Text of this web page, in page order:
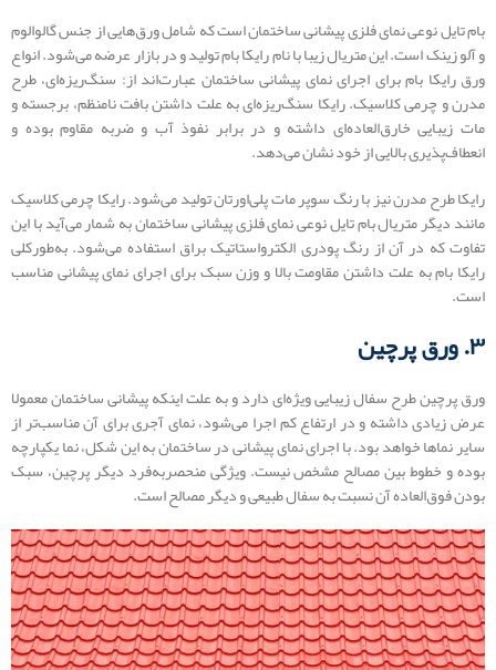
بام تایل نوعی نمای فلزی پیشانی ساختمان است که شامل ورق‌هایی از جنس گالوالوم
و آلو زینک است. این متریال زیبا با نام رایکا بام تولید و در بازار عرضه می‌شود. انواع
ورق رایکا بام برای اجرای نمای پیشانی ساختمان عبارت‌اند از: سنگ‌ریزه‌ای، طرح
مدرن و چرمی کلاسیک. رایکا سنگ‌ریزه‌ای به علت داشتن بافت نامنظم، برجسته و
مات زیبایی خارق‌العاده‌ای داشته و در برابر نفوذ آب و ضربه مقاوم بوده و
انعطاف‌پذیری بالایی از خود نشان می‌دهد.
رایکا طرح مدرن نیز با رنگ سوپر مات پلی‌اورتان تولید می‌شود. رایکا چرمی کلاسیک
مانند دیگر متریال بام تایل نوعی نمای فلزی پیشانی ساختمان به شمار می‌آید با این
تفاوت که در آن از رنگ پودری الکترواستاتیک براق استفاده می‌شود. به‌طورکلی
رایکا بام به علت داشتن مقاومت بالا و وزن سبک برای اجرای نمای پیشانی مناسب
است.
۳. ورق پرچین
ورق پرچین طرح سفال زیبایی ویژه‌ای دارد و به علت اینکه پیشانی ساختمان معمولا
عرض زیادی داشته و در ارتفاع کم اجرا می‌شود، نمای آجری برای آن مناسب‌تر از
سایر نماها خواهد بود. با اجرای نمای پیشانی در ساختمان به این شکل، نما یکپارچه
بوده و خطوط بین مصالح مشخص نیست. ویژگی منحصربه‌فرد دیگر پرچین، سبک
بودن فوق‌العاده آن نسبت به سفال طبیعی و دیگر مصالح است.